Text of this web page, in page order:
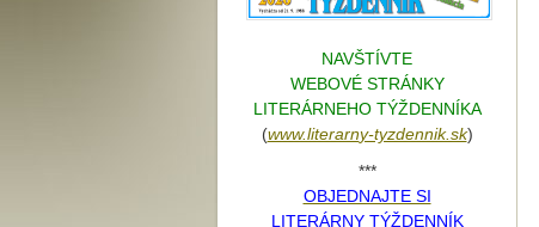
NAVŠTÍVTE
WEBOVÉ STRÁNKY
LITERÁRNEHO TÝŽDENNÍKA
(www.literarny-tyzdennik.sk)
***
OBJEDNAJTE SI
LITERÁRNY TÝŽDENNÍK